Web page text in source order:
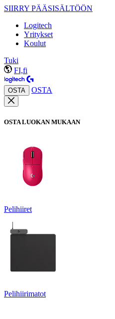
SIIRRY PÄÄSISÄLTÖÖN
Logitech
Yritykset
Koulut
Tuki
FI,fi
OSTA OSTA
OSTA LUOKAN MUKAAN
Pelihiiret
Pelihiirimatot